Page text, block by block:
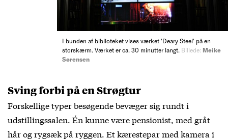
I bunden af biblioteket vises værket 'Deary Steel' på en
storskærm. Værket er ca. 30 minutter langt. Billede: Meike
Sørensen
Sving forbi på en Strøgtur
Forskellige typer besøgende bevæger sig rundt i
udstillingssalen. Én kunne være pensionist, med gråt
hår og rygsæk på ryggen. Et kærestepar med kamera i